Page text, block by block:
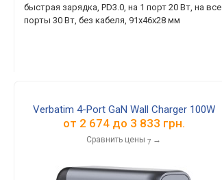
быстрая зарядка, PD3.0, на 1 порт 20 Вт, на все
порты 30 Вт, без кабеля, 91x46x28 мм
Verbatim 4-Port GaN Wall Charger 100W
от 2 674до 3 833 грн.
Сравнить цены 7 →